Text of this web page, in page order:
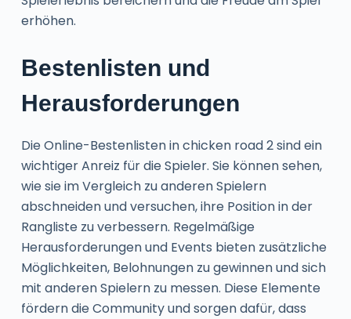
erhöhen.
Bestenlisten und
Herausforderungen
Die Online-Bestenlisten in chicken road 2 sind ein
wichtiger Anreiz für die Spieler. Sie können sehen,
wie sie im Vergleich zu anderen Spielern
abschneiden und versuchen, ihre Position in der
Rangliste zu verbessern. Regelmäßige
Herausforderungen und Events bieten zusätzliche
Möglichkeiten, Belohnungen zu gewinnen und sich
mit anderen Spielern zu messen. Diese Elemente
fördern die Community und sorgen dafür, dass